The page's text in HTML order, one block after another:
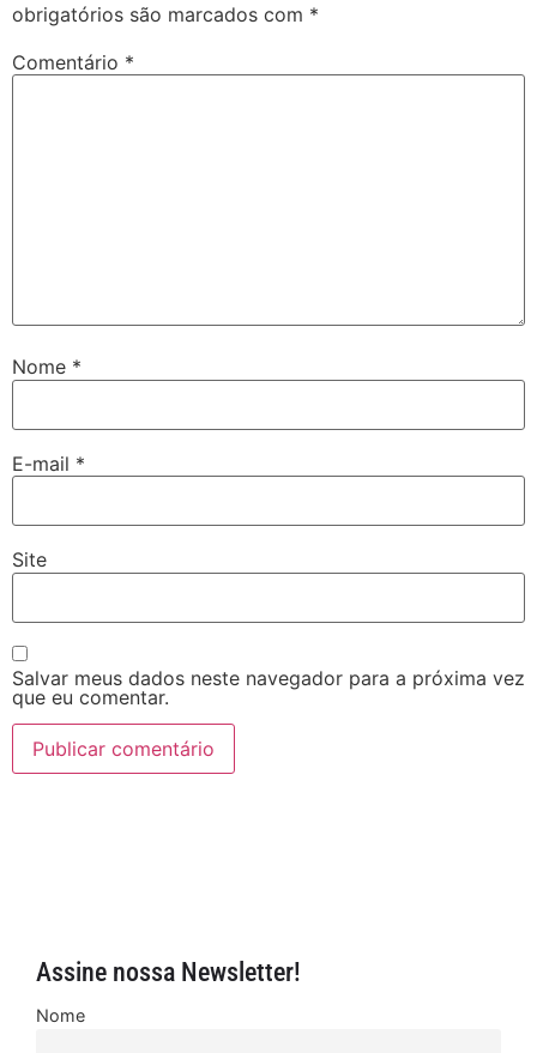
obrigatórios são marcados com *
Comentário *
Nome *
E-mail *
Site
Salvar meus dados neste navegador para a próxima vez
que eu comentar.
Assine nossa Newsletter!
Nome